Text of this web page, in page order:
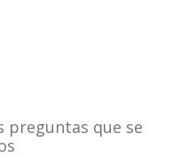
preguntas que se